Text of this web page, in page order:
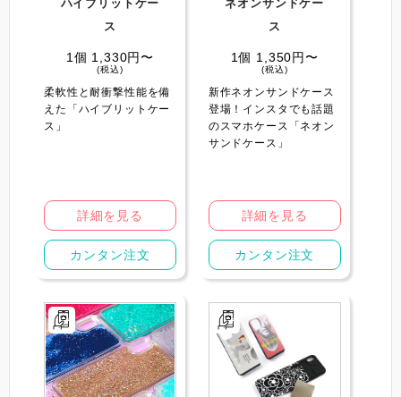
ハイブリットケー
ス
1個 1,330円〜
(税込)
柔軟性と耐衝撃性能を備
えた「ハイブリットケー
ス」
詳細を見る
カンタン注文
ネオンサンドケー
ス
1個 1,350円〜
(税込)
新作ネオンサンドケース
登場！インスタでも話題
のスマホケース「ネオン
サンドケース」️
詳細を見る
カンタン注文